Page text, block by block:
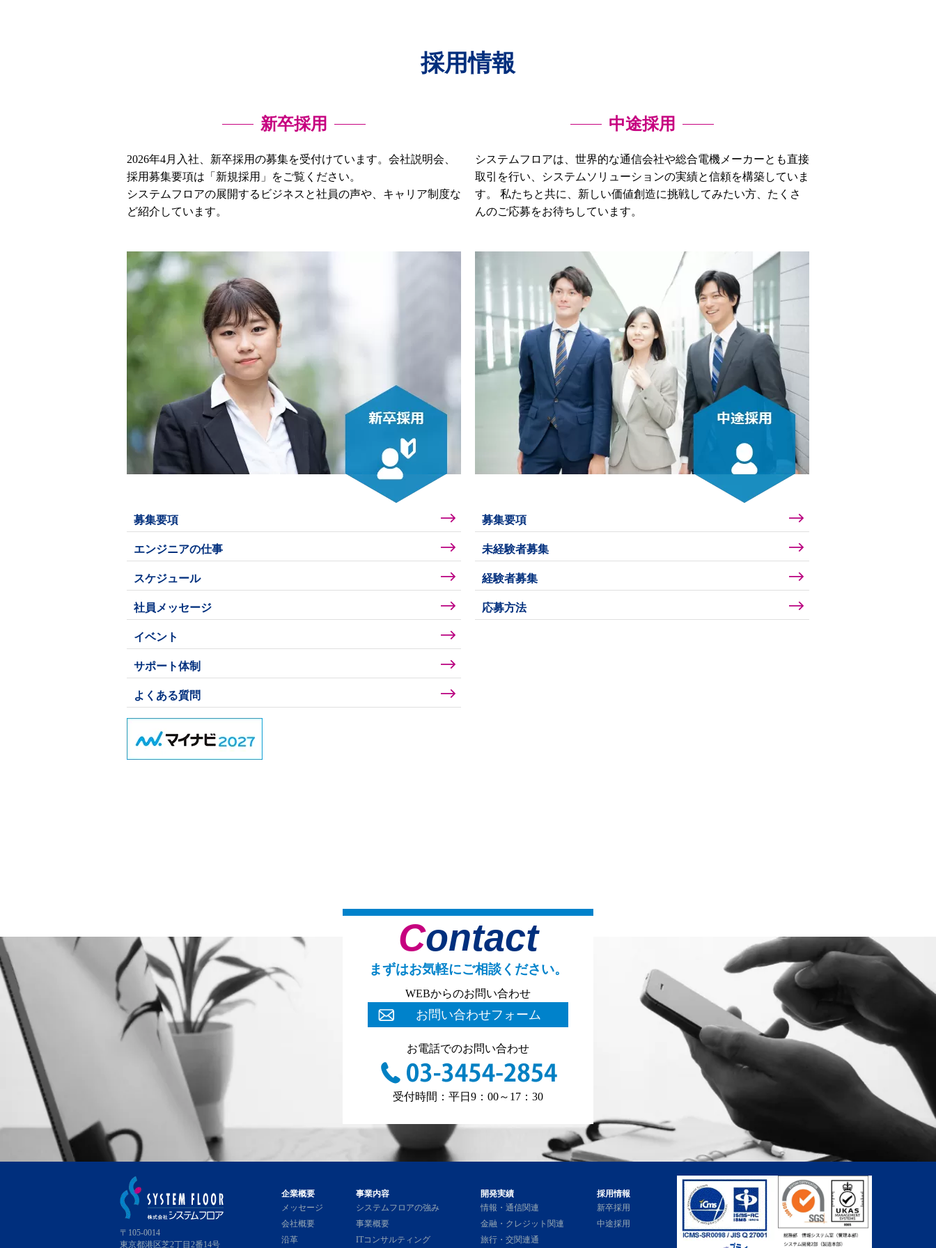
採用情報
新卒採用
2026年4月入社、新卒採用の募集を受付けています。会社説明会、
採用募集要項は「新規採用」をご覧ください。
システムフロアの展開するビジネスと社員の声や、キャリア制度な
ど紹介しています。
募集要項
エンジニアの仕事
スケジュール
社員メッセージ
イベント
サポート体制
よくある質問
中途採用
システムフロアは、世界的な通信会社や総合電機メーカーとも直接
取引を行い、システムソリューションの実績と信頼を構築していま
す。 私たちと共に、新しい価値創造に挑戦してみたい方、たくさ
んのご応募をお待ちしています。
募集要項
未経験者募集
経験者募集
応募方法
Contact
まずはお気軽にご相談ください。
WEBからのお問い合わせ
お問い合わせフォーム
お電話でのお問い合わせ
受付時間：平日9：00～17：30
〒105-0014
東京都港区芝2丁目2番14号
企業概要
メッセージ
会社概要
沿革
事業内容
システムフロアの強み
事業概要
ITコンサルティング
開発実績
情報・通信関連
金融・クレジット関連
旅行・交関連通
採用情報
新卒採用
中途採用